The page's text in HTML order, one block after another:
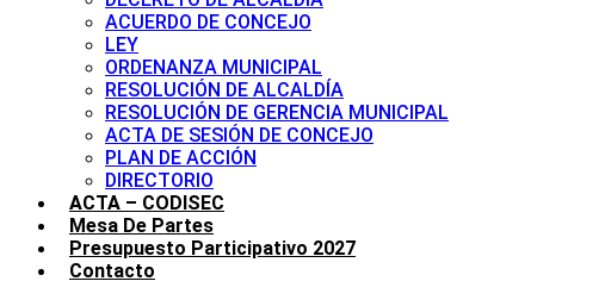
ACUERDO DE CONCEJO
LEY
ORDENANZA MUNICIPAL
RESOLUCIÓN DE ALCALDÍA
RESOLUCIÓN DE GERENCIA MUNICIPAL
ACTA DE SESIÓN DE CONCEJO
PLAN DE ACCIÓN
DIRECTORIO
ACTA – CODISEC
Mesa De Partes
Presupuesto Participativo 2027
Contacto